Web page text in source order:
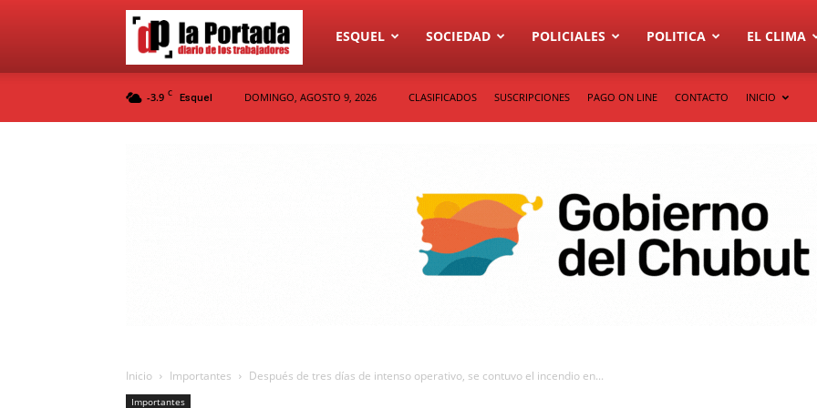
Diario
ESQUEL SOCIEDAD POLICIALES POLITICA EL CLIMA
-3.9 C Esquel DOMINGO, AGOSTO 9, 2026 CLASIFICADOS SUSCRIPCIONES PAGO ON LINE CONTACTO INICIO
Inicio Importantes Después de tres días de intenso operativo, se contuvo el incendio en...
Importantes